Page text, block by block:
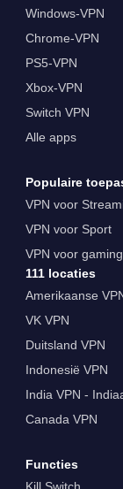
Windows-VPN
Chrome-VPN
PS5-VPN
Xbox-VPN
Switch VPN
Alle apps
Populaire
VPN voor
VPN voor Sport
VPN voor gaming
111 locaties
Amerikaanse
VK VPN
Duitsland VPN
Indonesië VPN
India VPN -
Canada VPN
Functies
Kill Switch